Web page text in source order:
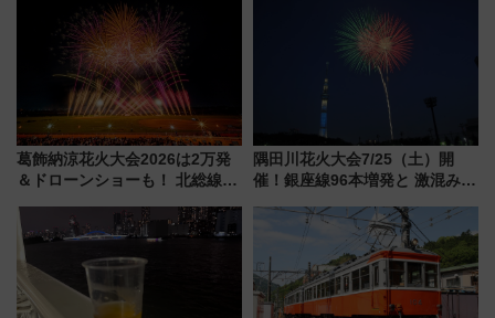
ート 夕朝食ビュッフェ付きで
快適な船旅はいかが？
葛飾納涼花火大会2026は2万発
＆ドローンショーも！ 北総線を
車、観覧スポット情報と周辺観
光まとめ（7/28開催）
隅田川花火大会7/25（土）開
催！銀座線96本増発と 激混みの
アクセス攻略法、2万発の花火が